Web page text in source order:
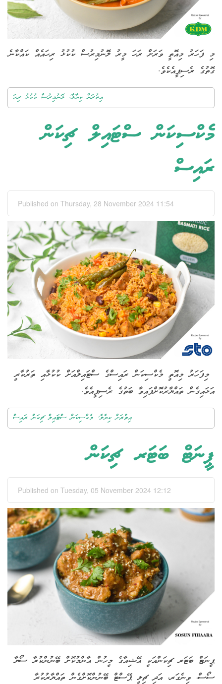
މި ފަހަރު މިއޮތީ ވަރަށް ރަހަ މީރު ލޮނުމިރުސް ކުކުޅު ރިހައެއް ކައްކާނެ
ގޮތުގެ ރެސިޕީއެކެވެ.
އިތުރަށް ކިޔާލާ: ލޮނުމިރުސް ކުކުޅު ރިހަ
މެކްސިކަން ސްޓައިލް ޗިކަން
ރައިސް
Published on Thursday, 28 November 2024 11:54
މިފަހަރު މިއޮތީ މެކްސިކަން ރައިސްގެ ސްޓައިލްއަށް ކުކުޅާއި ތަރުކާރީ
އަޅައިގެން ތައްޔާރުކޮށްފައިވާ ބަތުގެ ރެސިޕީއެވެ.
އިތުރަށް ކިޔާލާ: މެކްސިކަން ސްޓައިލް ޗިކަން ރައިސް
ޕީނަޓް ބަޓަރ ޗިކަން
Published on Tuesday, 05 November 2024 12:12
ޕީނަޓް ބަޓަރ ޗިކަންއަކީ އޭޝިއާގެ މީހުން އާންމުކޮށް ބޭނުންކުރާ ސޯޔާ
ސޯސް، ވިނެގަރ، އަދި ޗިލީ ޕޭސްޓް ބޭނުންކޮށްގެން ތައްޔާރުކުރާ